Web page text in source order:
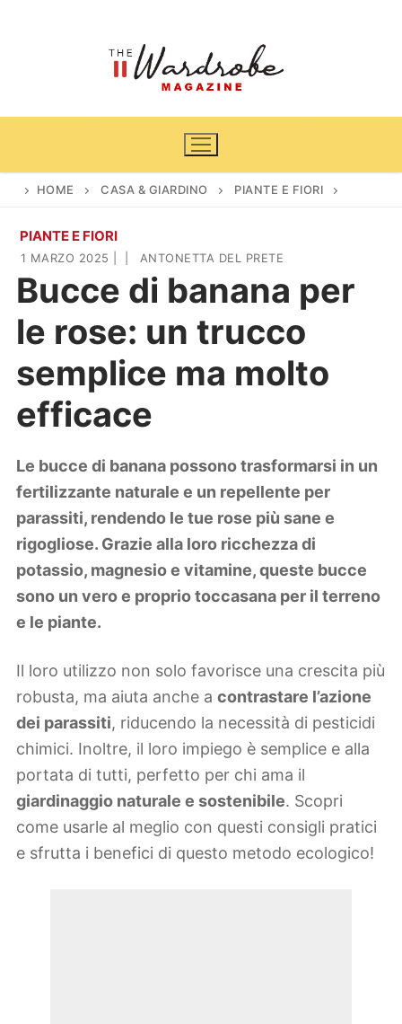
Home
News
Cinema e TV
Casa & Giardino
Arredamento
Piante e fiori
DIY
Lifestyle
Viaggi
HOME CASA & GIARDINO PIANTE E FIORI
PIANTE E FIORI
1 MARZO 2025 ANTONETTA DEL PRETE
Bucce di banana per
le rose: un trucco
semplice ma molto
efficace
Le bucce di banana possono trasformarsi in un
fertilizzante naturale e un repellente per
parassiti, rendendo le tue rose più sane e
rigogliose. Grazie alla loro ricchezza di
potassio, magnesio e vitamine, queste bucce
sono un vero e proprio toccasana per il terreno
e le piante.
Il loro utilizzo non solo favorisce una crescita più
robusta, ma aiuta anche a contrastare l’azione
dei parassiti, riducendo la necessità di pesticidi
chimici. Inoltre, il loro impiego è semplice e alla
portata di tutti, perfetto per chi ama il
giardinaggio naturale e sostenibile. Scopri
come usarle al meglio con questi consigli pratici
e sfrutta i benefici di questo metodo ecologico!